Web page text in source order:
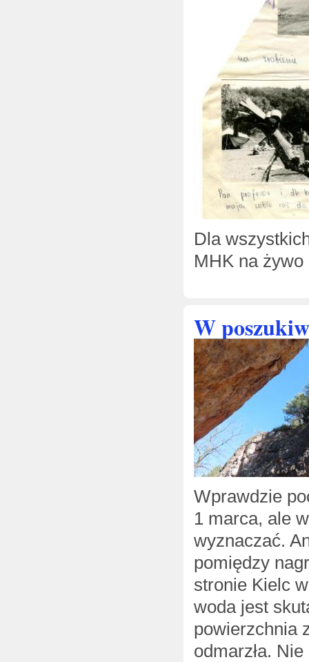
Dla
MHK na żywo
W
Wprawdzie
1 marca, ale
wyznaczać.
pomiędzy
stronie Kielc
woda jest
powierzchnia
odmarzła.